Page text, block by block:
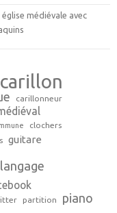
médiévale avec
carillon
carillonneur
clochers
guitare
langage
partition piano